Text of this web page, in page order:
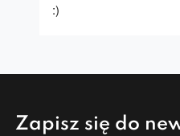
:)
Zapisz się do